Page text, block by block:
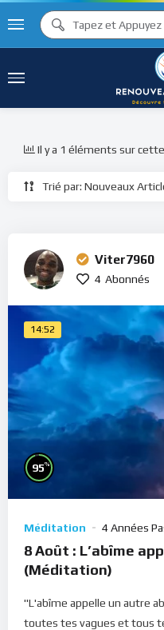
Trié par: Nouveaux
Il y a 1 éléments sur
Viter7960
4 Abonnés
14:52
95%
Méditation 4 Années
8 Août : L’abîme
(Méditation)
"L'abîme appelle un autre
toutes tes vagues et tous